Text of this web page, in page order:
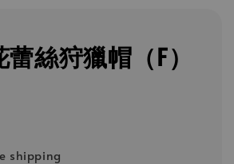
絲狩獵帽（F）
shipping